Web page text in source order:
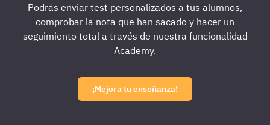
Podrás enviar test personalizados a tus alumnos,
comprobar la nota que han sacado y hacer un
seguimiento total a través de nuestra funcionalidad
Academy.
¡Mejora tu enseñanza!